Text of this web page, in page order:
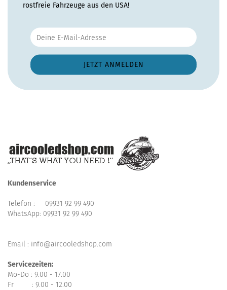
rostfreie Fahrzeuge aus den USA!
Kundenservice
Telefon : 09931 92 99 490
WhatsApp: 09931 92 99 490
Email : info@aircooledshop.com
Servicezeiten:
Mo-Do : 9.00 - 17.00
Fr : 9.00 - 12.00